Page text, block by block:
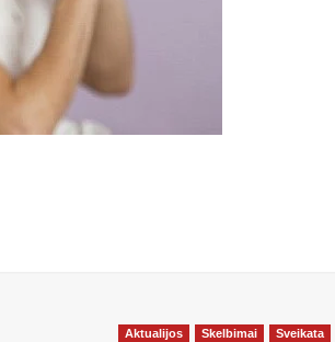
Aktualijos Skelbimai Sveikata